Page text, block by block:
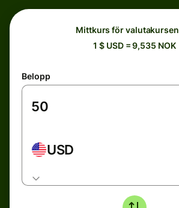
Mittkurs för valutakursen
1 $ USD = 9,535 NOK
Belopp
USD